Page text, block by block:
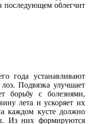
последующем облегчит
года устанавливают
Подвязка улучшает
борьбу с болезнями,
лета и ускоряет их
каждом кусте должно
Из них формируются